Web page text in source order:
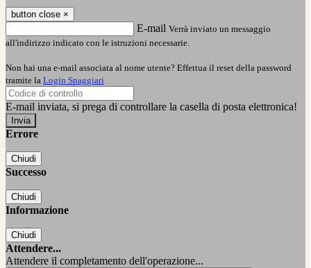
button close ×
E-mail Verrà inviato un messaggio
all'indirizzo indicato con le istruzioni necessarie.
Non hai una e-mail associata al nome utente? Effettua il reset della password
tramite la Login Spaggiari
E-mail inviata, si prega di controllare la casella di posta elettronica!
Errore
Chiudi
Successo
Chiudi
Informazione
Chiudi
Attendere...
Attendere il completamento dell'operazione...